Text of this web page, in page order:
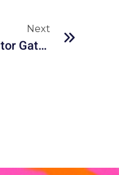
Next
The Grill Hut Strengthens Its Role As A Local And Visitor Gathering Place In Nassau